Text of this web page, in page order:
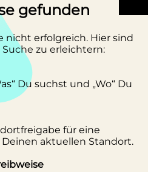
gefunden
nicht erfolgreich. Hier sind
zu erleichtern:
Du suchst und „Wo“ Du
für eine
aktuellen Standort.